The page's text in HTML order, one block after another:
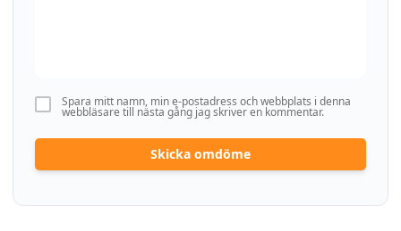
Spara mitt namn, min e-postadress och webbplats i denna
webbläsare till nästa gång jag skriver en kommentar.
Skicka omdöme